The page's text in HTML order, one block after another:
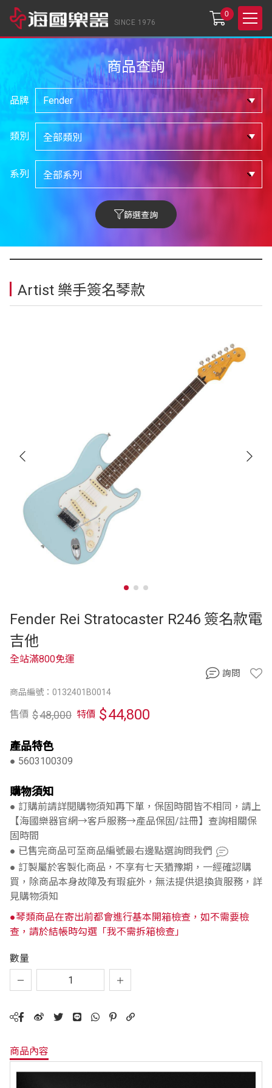
SINCE 1976
0
商品查詢
品牌
類別
系列
篩選查詢
Artist 樂手簽名琴款
Fender Rei Stratocaster R246 簽名款電
吉他
商品編號：0132401B0014
全站滿800免運
售價 $48,000 特價 $44,800
產品特色
● 5603100309
購物須知
● 訂購前請詳閱購物須知再下單，保固時間皆不相同，請上
【海國樂器官網→客戶服務→產品保固/註冊】查詢相關保
固時間
● 已售完商品可至商品編號最右邊點選詢問我們
● 訂製屬於客製化商品，不享有七天猶豫期，一經確認購
買，除商品本身故障及有瑕疵外，無法提供退換貨服務，詳
見購物須知
●琴類商品在寄出前都會進行基本開箱檢查，如不需要檢
查，請於結帳時勾選「我不需拆箱檢查」
數量
詢問
商品內容